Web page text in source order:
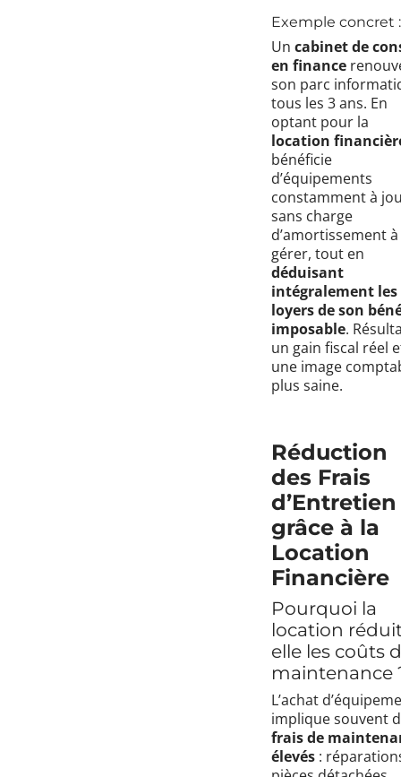
Exemple concret :
Un cabinet de
en finance
son parc
tous les 3 ans. En
optant pour la
location
bénéficie
d’équipements
constamment à
sans charge
d’amortissement à
gérer, tout en
déduisant
intégralement les
loyers de son
imposable.
un gain fiscal réel
une image
plus saine.
Réduction
des Frais
d’Entretien
grâce à la
Location
Financière
Pourquoi la
location
elle les coûts
maintenance
L’achat
implique souvent
frais de
élevés :